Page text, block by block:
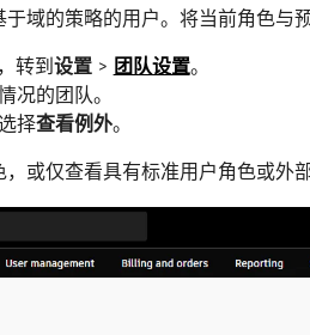
域的策略的用户。将当前角色与
转到设置> 团队设置。
况的团队。
择查看例外。
或仅查看具有标准用户角色或外